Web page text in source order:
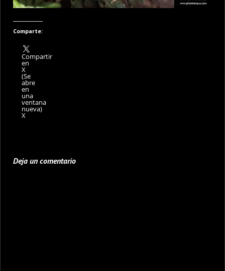
Comparte:
Compartir
en
X
(Se
abre
en
una
ventana
nueva)
X
Deja un comentario